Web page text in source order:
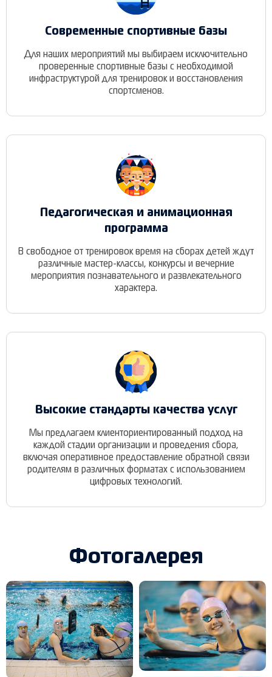
Современные спортивные базы
Для наших мероприятий мы выбираем исключительно
проверенные спортивные базы с необходимой
инфраструктурой для тренировок и восстановления
спортсменов.
Педагогическая и анимационная
программа
В свободное от тренировок время на сборах детей ждут
различные мастер-классы, конкурсы и вечерние
мероприятия познавательного и развлекательного
характера.
Высокие стандарты качества услуг
Мы предлагаем клиенториентированный подход на
каждой стадии организации и проведения сбора,
включая оперативное предоставление обратной связи
родителям в различных форматах с использованием
цифровых технологий.
Фотогалерея